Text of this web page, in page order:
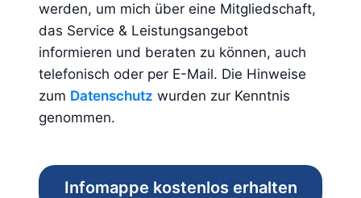
werden, um mich über eine Mitgliedschaft,
das Service & Leistungsangebot
informieren und beraten zu können, auch
telefonisch oder per E-Mail. Die Hinweise
zum Datenschutz wurden zur Kenntnis
genommen.